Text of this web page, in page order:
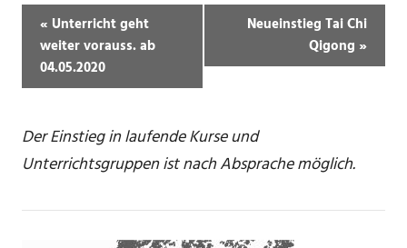
« Unterricht geht
weiter vorauss. ab
04.05.2020
Neueinstieg Tai Chi
Qigong »
Der Einstieg in laufende Kurse und
Unterrichtsgruppen ist nach Absprache möglich.